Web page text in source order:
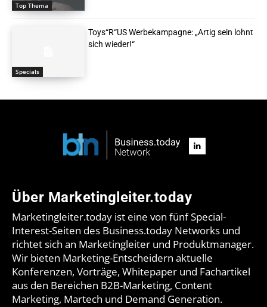
Top Thema
Specials
Toys“R“US Werbekampagne: „Artig sein lohnt
sich wieder!“
Über Marketingleiter.today
Marketingleiter.today ist eine von fünf Special-
Interest-Seiten des Business.today Networks und
richtet sich an Marketingleiter und Produktmanager.
Wir bieten Marketing-Entscheidern aktuelle
Konferenzen, Vorträge, Whitepaper und Fachartikel
aus den Bereichen B2B-Marketing, Content
Marketing, Martech und Demand Generation.